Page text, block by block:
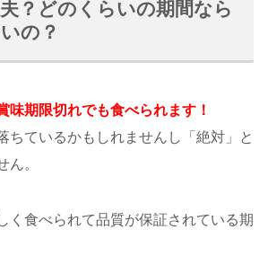
？どのくらいの期間なら
の？
味期限切れでも食べられます！
ちているかもしれませんし「絶対」と
ん。
く食べられて品質が保証されている期